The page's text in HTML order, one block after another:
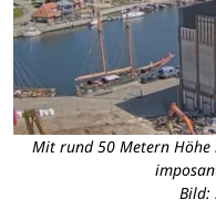
Mit rund 50 Metern Höhe
Bild: